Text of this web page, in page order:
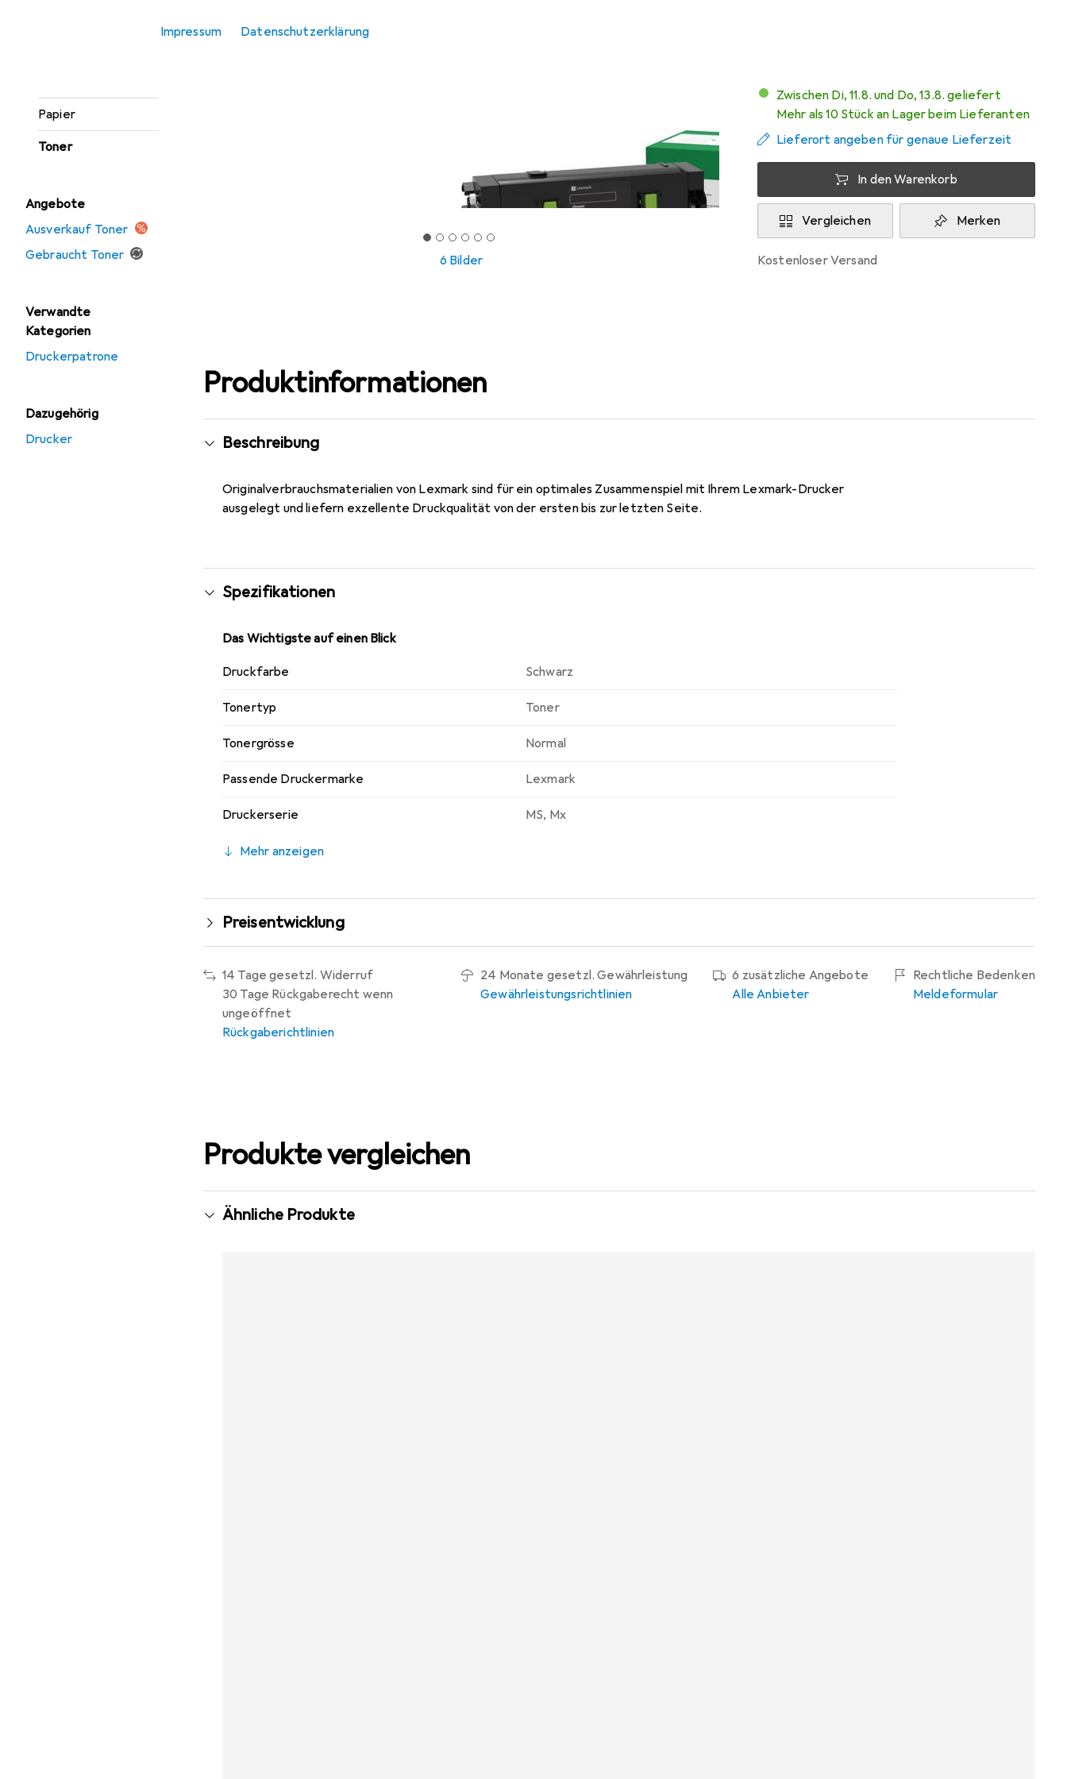
Impressum Datenschutzerklärung
Papier
Toner
Angebote
Ausverkauf Toner
Gebraucht Toner
Verwandte
Kategorien
Druckerpatrone
Dazugehörig
Drucker
6 Bilder
Zwischen Di, 11.8. und Do, 13.8. geliefert
Mehr als 10 Stück an Lager beim Lieferanten
Lieferort angeben für genaue Lieferzeit
In den Warenkorb
Vergleichen Merken
kostenloser Versand
Produktinformationen
Beschreibung
Originalverbrauchsmaterialien von Lexmark sind für ein optimales Zusammenspiel mit Ihrem Lexmark-Drucker
ausgelegt und liefern exzellente Druckqualität von der ersten bis zur letzten Seite.
Spezifikationen
Das Wichtigste auf einen Blick
Druckfarbe Schwarz
Tonertyp Toner
Tonergrösse Normal
Passende Druckermarke Lexmark
Druckerserie MS, Mx
Mehr anzeigen
Preisentwicklung
14 Tage gesetzl. Widerruf
30 Tage Rückgaberecht wenn
ungeöffnet
Rückgaberichtlinien
24 Monate gesetzl. Gewährleistung
Gewährleistungsrichtlinien
6 zusätzliche Angebote
Alle Anbieter
Rechtliche Bedenken
Meldeformular
Produkte vergleichen
Ähnliche Produkte